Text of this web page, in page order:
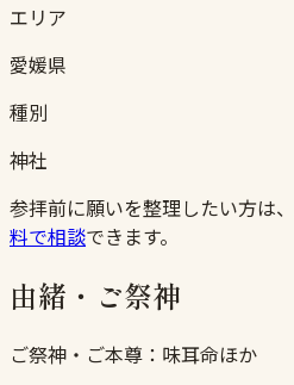
エリア
愛媛県
種別
神社
参拝前に願いを整理したい方は、
料で相談できます。
由緒・ご祭神
ご祭神・ご本尊： 味耳命ほか